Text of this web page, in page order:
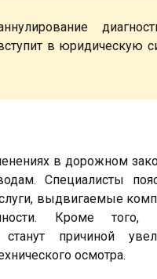
в юридическую
в дорожном
Специалисты
выдвигаемые
Кроме того,
причиной
осмотра.